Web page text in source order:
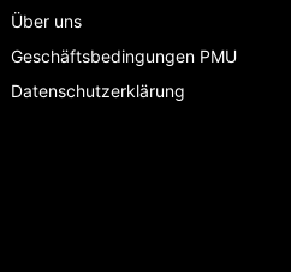
Über uns
Geschäftsbedingungen PMU
Datenschutzerklärung